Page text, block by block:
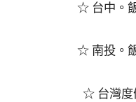
☆ 台中。
☆ 南投。
☆ 台灣度